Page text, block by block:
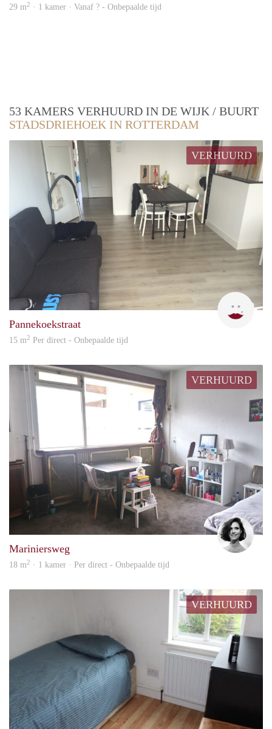
29 m2 · 1 kamer · Vanaf ? - Onbepaalde tijd
53 KAMERS VERHUURD IN DE WIJK / BUURT
STADSDRIEHOEK IN ROTTERDAM
VERHUURD
Pannekoekstraat
15 m2 Per direct - Onbepaalde tijd
VERHUURD
Mariniersweg
18 m2 · 1 kamer · Per direct - Onbepaalde tijd
VERHUURD